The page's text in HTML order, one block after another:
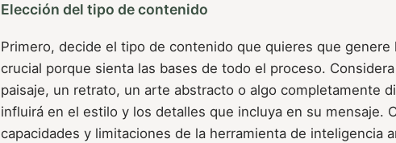
Elección del tipo de contenido
Primero, decide el tipo de contenido que quieres que genere
crucial porque sienta las bases de todo el proceso.
paisaje, un retrato, un arte abstracto o algo completamente
influirá en el estilo y los detalles que incluya en su mensaje.
capacidades y limitaciones de la herramienta de inteligencia